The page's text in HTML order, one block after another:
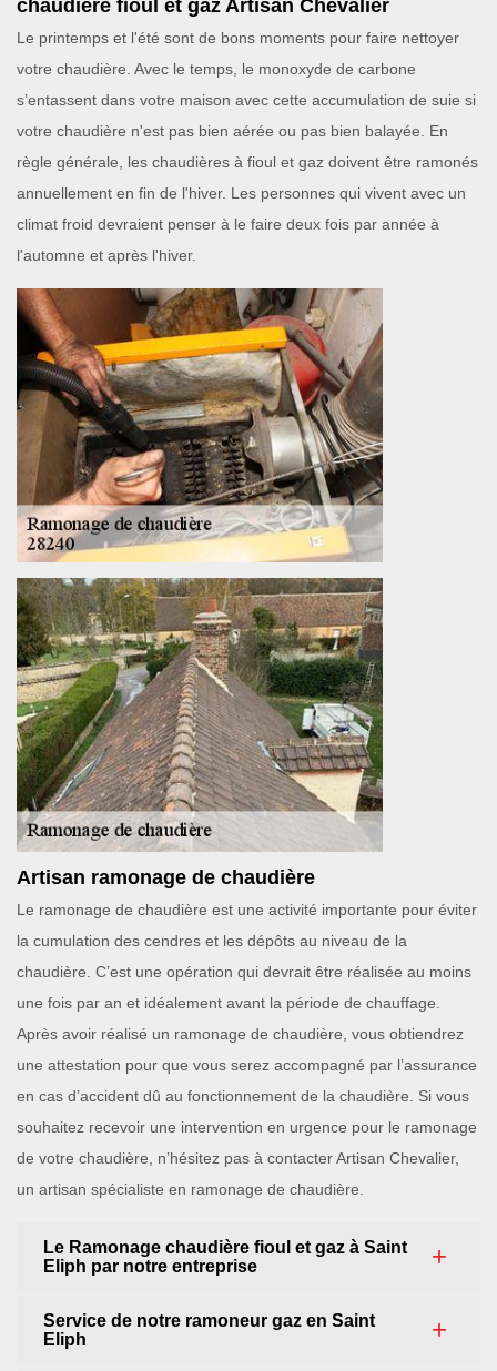
chaudière fioul et gaz Artisan Chevalier
Le printemps et l'été sont de bons moments pour faire nettoyer
votre chaudière. Avec le temps, le monoxyde de carbone
s’entassent dans votre maison avec cette accumulation de suie si
votre chaudière n'est pas bien aérée ou pas bien balayée. En
règle générale, les chaudières à fioul et gaz doivent être ramonés
annuellement en fin de l'hiver. Les personnes qui vivent avec un
climat froid devraient penser à le faire deux fois par année à
l'automne et après l'hiver.
Artisan ramonage de chaudière
Le ramonage de chaudière est une activité importante pour éviter
la cumulation des cendres et les dépôts au niveau de la
chaudière. C’est une opération qui devrait être réalisée au moins
une fois par an et idéalement avant la période de chauffage.
Après avoir réalisé un ramonage de chaudière, vous obtiendrez
une attestation pour que vous serez accompagné par l’assurance
en cas d’accident dû au fonctionnement de la chaudière. Si vous
souhaitez recevoir une intervention en urgence pour le ramonage
de votre chaudière, n’hésitez pas à contacter Artisan Chevalier,
un artisan spécialiste en ramonage de chaudière.
Le Ramonage chaudière fioul et gaz à Saint
Eliph par notre entreprise
Service de notre ramoneur gaz en Saint
Eliph